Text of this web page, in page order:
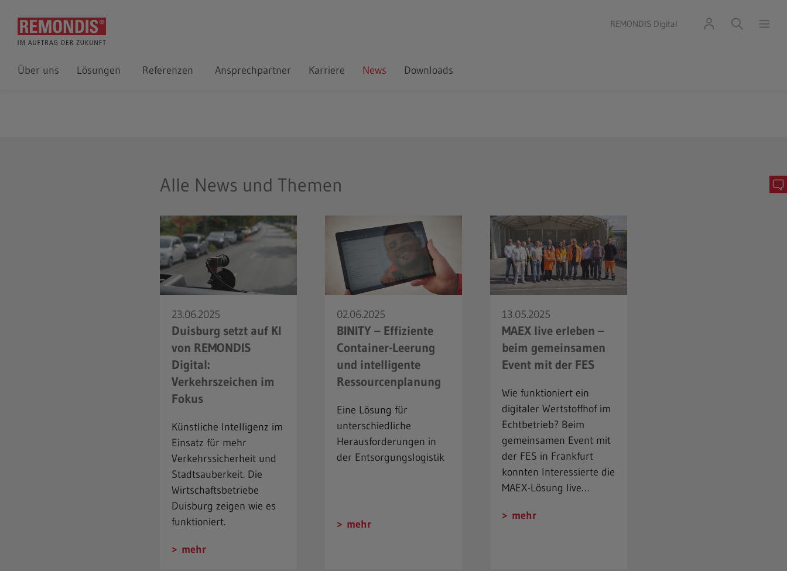
REMONDIS Digital
Über uns Lösungen Referenzen Ansprechpartner Karriere News Downloads
Alle News und Themen
23.06.2025
Duisburg setzt auf KI
von REMONDIS
Digital:
Verkehrszeichen im
Fokus
Künstliche Intelligenz im
Einsatz für mehr
Verkehrssicherheit und
Stadtsauberkeit. Die
Wirtschaftsbetriebe
Duisburg zeigen wie es
funktioniert.
mehr
02.06.2025
BINITY – Effiziente
Container-Leerung
und intelligente
Ressourcenplanung
Eine Lösung für
unterschiedliche
Herausforderungen in
der Entsorgungslogistik
mehr
13.05.2025
MAEX live erleben –
beim gemeinsamen
Event mit der FES
Wie funktioniert ein
digitaler Wertstoffhof im
Echtbetrieb? Beim
gemeinsamen Event mit
der FES in Frankfurt
konnten Interessierte die
MAEX-Lösung live…
mehr